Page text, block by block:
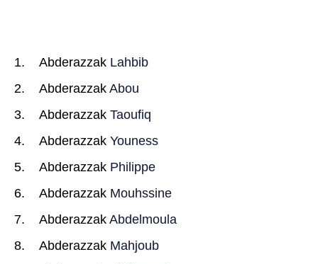
Abderazzak Lahbib
Abderazzak Abou
Abderazzak Taoufiq
Abderazzak Youness
Abderazzak Philippe
Abderazzak Mouhssine
Abderazzak Abdelmoula
Abderazzak Mahjoub